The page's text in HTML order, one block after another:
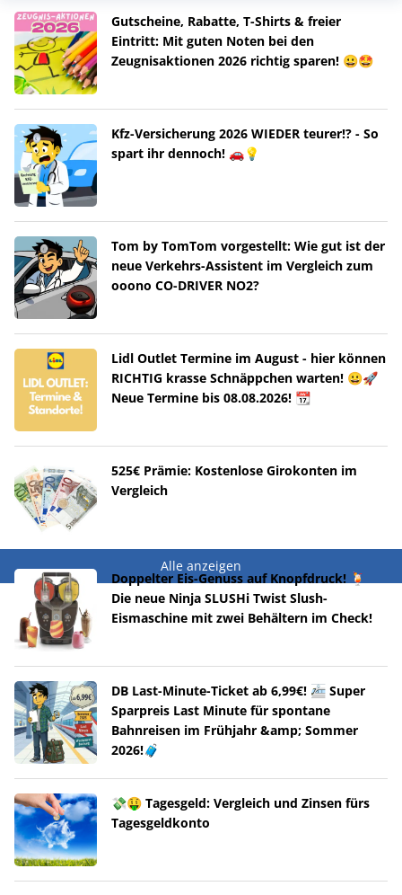
Gutscheine, Rabatte, T-Shirts & freier
Eintritt: Mit guten Noten bei den
Zeugnisaktionen 2026 richtig sparen! 😀🤩
Kfz-Versicherung 2026 WIEDER teurer!? - So
spart ihr dennoch! 🚗💡
Tom by TomTom vorgestellt: Wie gut ist der
neue Verkehrs-Assistent im Vergleich zum
ooono CO-DRIVER NO2?
Lidl Outlet Termine im August - hier können
RICHTIG krasse Schnäppchen warten! 😀🚀
Neue Termine bis 08.08.2026! 📆
525€ Prämie: Kostenlose Girokonten im
Vergleich
Alle anzeigen
Doppelter Eis-Genuss auf Knopfdruck! 🍹
Die neue Ninja SLUSHi Twist Slush-
Eismaschine mit zwei Behältern im Check!
DB Last-Minute-Ticket ab 6,99€! 🚈 Super
Sparpreis Last Minute für spontane
Bahnreisen im Frühjahr &amp; Sommer
2026!🧳
💸🤑 Tagesgeld: Vergleich und Zinsen fürs
Tagesgeldkonto